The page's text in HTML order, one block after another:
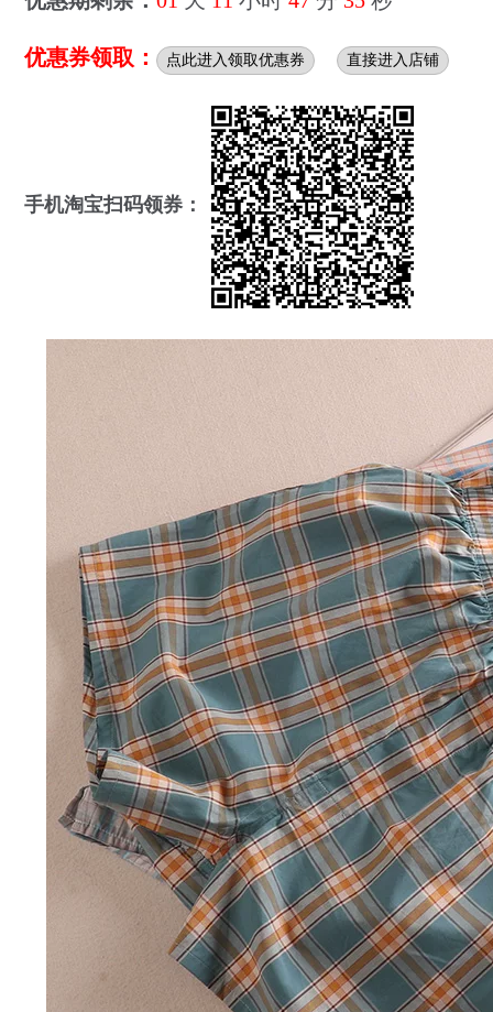
优惠券领取： 点此进入领取优惠券 直接进入店铺
手机淘宝扫码领券：